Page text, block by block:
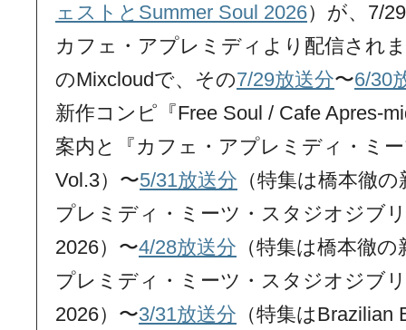
ェストとSummer Soul 2026）が、7/
カフェ・アプレミディより配信され
のMixcloudで、その7/29放送分〜6/30
新作コンピ『Free Soul / Cafe Apres-
案内と『カフェ・アプレミディ・ミ
Vol.3）〜5/31放送分 （特集は橋本徹
プレミディ・ミーツ・スタジオジブ
2026）〜4/28放送分 （特集は橋本徹
プレミディ・ミーツ・スタジオジブ
2026）〜3/31放送分 （特集は